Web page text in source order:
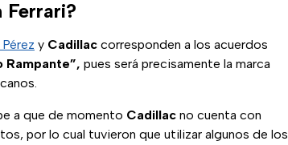
Ferrari?
Pérez y Cadillac corresponden a los acuerdos
Rampante”, pues será precisamente la marca
a que de momento Cadillac no cuenta con
por lo cual tuvieron que utilizar algunos de los